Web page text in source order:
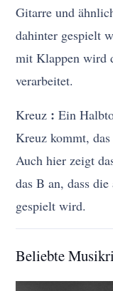
Gitarre und
dahinter gespielt
mit Klappen wird
verarbeitet.
Kreuz : Ein
Kreuz kommt,
Auch hier zeigt
das B an, dass
gespielt wird.
Beliebte